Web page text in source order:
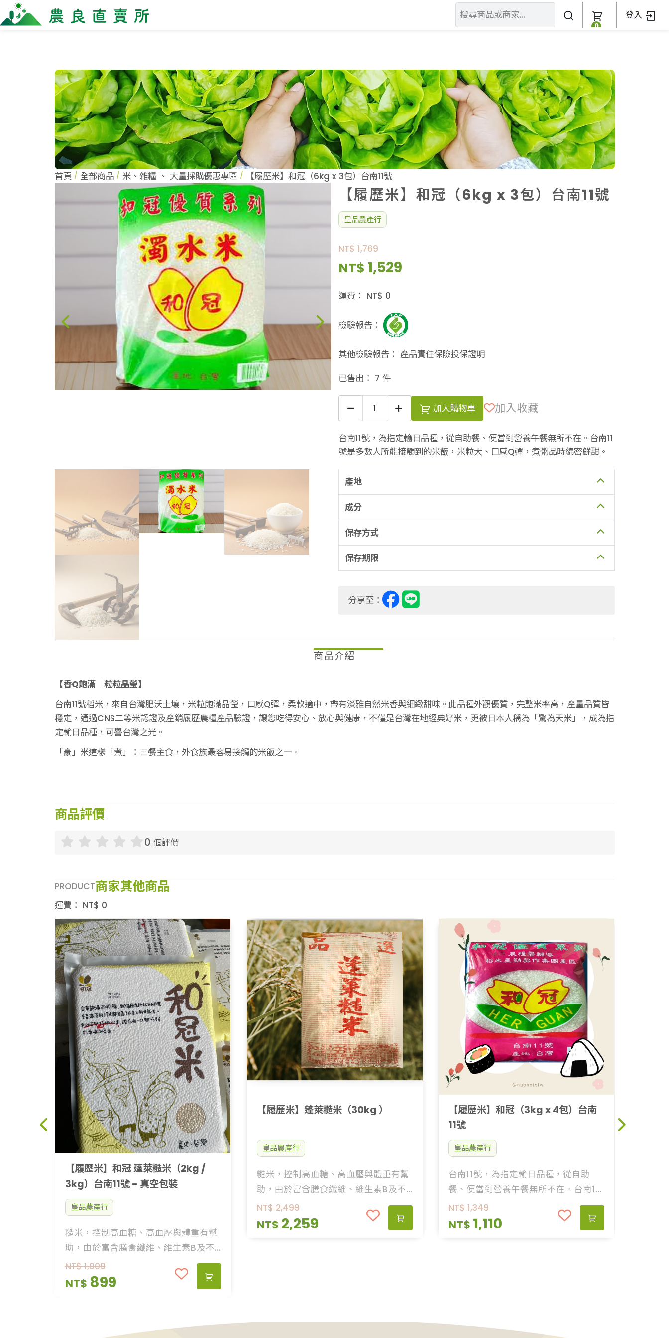
0
登入
當季優質水果專區
鳳梨專區
柚子專區
禮盒專區
新鮮蔬菜
米、雜糧
麵食、米粉
油、醬油
調味、醬料
加工食品
果醬、蜂蜜
咖啡
加工生活用品
原民特區
農業策略聯盟 送禮
農企業
小農
農會
美味食譜
加入我們
首頁 全部商品 米、雜糧、 大量採購優惠專區 【履歷米】和冠（6kg x 3包）台南11號
【履歷米】和冠（6kg x 3包）台南11號
皇品農產行
NT$ 1,769
NT$ 1,529
運費： NT$ 0
檢驗報告：
其他檢驗報告： 產品責任保險投保證明
已售出： 7 件
加入購物車 加入收藏
台南11號，為指定輸日品種，從自助餐、便當到營養午餐無所不在。台南11
號是多數人所能接觸到的米飯，米粒大、口感Q彈，煮粥品時綿密鮮甜。
產地
成分
保存方式
保存期限
分享至：
商品介紹
【香Q飽滿│粒粒晶瑩】
台南11號稻米，來自台灣肥沃土壤，米粒飽滿晶瑩，口感Q彈，柔軟適中，帶有淡雅自然米香與細緻甜味。此品種外觀優質，完整米率高，產量品質皆
穩定，通過CNS二等米認證及產銷履歷農糧產品驗證，讓您吃得安心、放心與健康，不僅是台灣在地經典好米，更被日本人稱為「驚為天米」，成為指
定輸日品種，可譽台灣之光。
「豪」米這樣「煮」：三餐主食，外食族最容易接觸的米飯之一。
商品評價
0 個評價
PRODUCT商家其他商品
運費： NT$ 0
【履歷米】和冠 蓬萊糙米（2kg /
3kg）台南11號 - 真空包裝
皇品農產行
糙米，控制高血糖、高血壓與體重有幫
助，由於富含膳食纖維、維生素B及不
含麩質，能提升飽足感、減少醣份攝
取，增進腸道蠕動、預防便祕等，口感
NT$1,009
NT$ 899
【履歷米】蓬萊糙米（30kg ）
皇品農產行
糙米，控制高血糖、高血壓與體重有幫
助，由於富含膳食纖維、維生素B及不
含麩質，能提升飽足感、減少醣份攝
取，增進腸道蠕動、預防便祕等，口感
扎實、快速提升飽足感。
NT$2,499
NT$ 2,259
【履歷米】和冠（3kg x 4包）台南
11號
皇品農產行
台南11號，為指定輸日品種，從自助
餐、便當到營養午餐無所不在。台南11
號是多數人所能接觸到的米飯，米粒
大、口感Q彈，煮粥品時綿密鮮甜。
NT$1,349
NT$ 1,110